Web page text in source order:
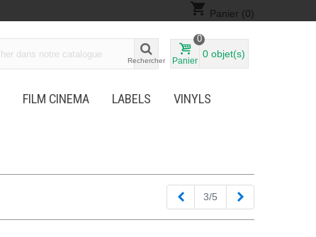
shopping_cart Panier (0)
Rechercher Panier
0
0 objet(s)
FILM CINEMA LABELS
VINYLS
Précédent
3/5